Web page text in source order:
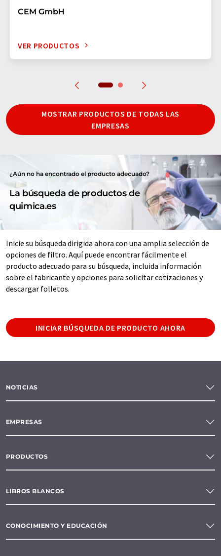
CEM GmbH
VER PRODUCTOS
MOSTRAR PRODUCTOS DE TODAS LAS
EMPRESAS
¿Aún no ha encontrado el producto adecuado?
La búsqueda de productos de
quimica.es
Inicie su búsqueda dirigida ahora con una amplia selección de
opciones de filtro. Aquí puede encontrar fácilmente el
producto adecuado para su búsqueda, incluida información
sobre el fabricante y opciones para solicitar cotizaciones y
descargar folletos.
INICIAR BÚSQUEDA DE PRODUCTO AHORA
NOTICIAS
EMPRESAS
PRODUCTOS
LIBROS BLANCOS
CONOCIMIENTO Y EDUCACIÓN